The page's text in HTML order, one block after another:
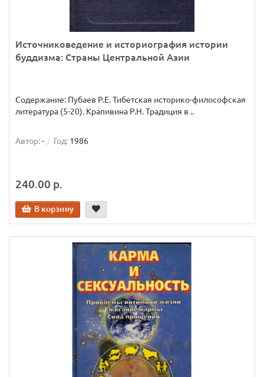
Источниковедение и историография истории
буддизма: Страны Центральной Азии
Содержание: Пубаев Р.Е. Тибетская историко-философская
литература (5-20). Крапивина Р.Н. Традиция в ..
Автор:- Год: 1986
240.00 р.
В корзину